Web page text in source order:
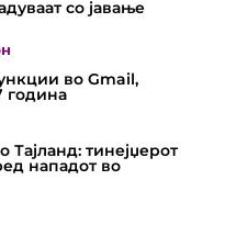
со јавање
во Gmail,
година
Тајланд: тинејџерот
нападот во